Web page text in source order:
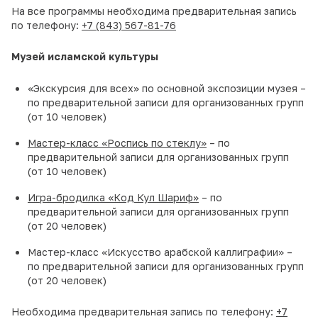
На все программы необходима предварительная запись
по телефону: +7 (843) 567-81-76
Музей исламской культуры
«Экскурсия для всех» по основной экспозиции музея –
по предварительной записи для организованных групп
(от 10 человек)
Мастер-класс «Роспись по стеклу» – по
предварительной записи для организованных групп
(от 10 человек)
Игра-бродилка «Код Кул Шариф» – по
предварительной записи для организованных групп
(от 20 человек)
Мастер-класс «Искусство арабской каллиграфии» –
по предварительной записи для организованных групп
(от 20 человек)
Необходима предварительная запись по телефону: +7